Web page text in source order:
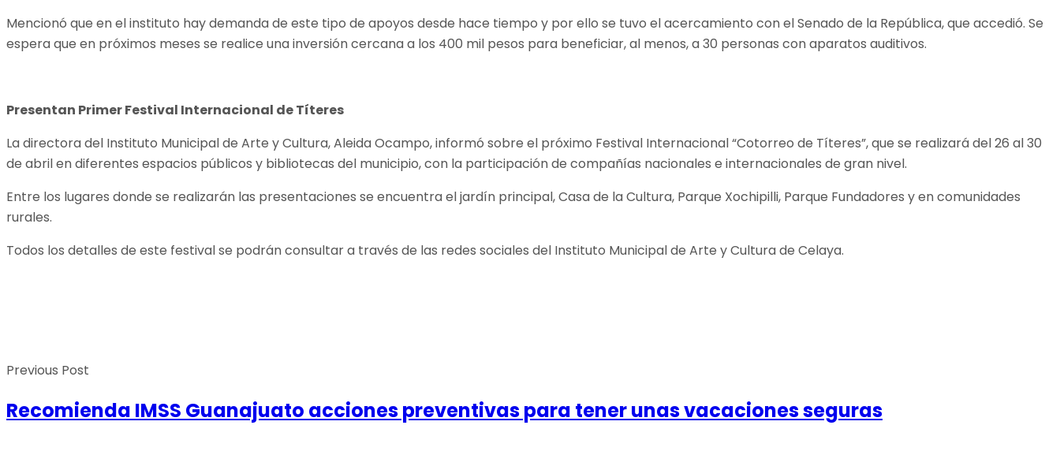
Mencionó que en el instituto hay demanda de este tipo de apoyos desde hace tiempo y por ello se tuvo el acercamiento con el Senado de la República, que accedió. Se
espera que en próximos meses se realice una inversión cercana a los 400 mil pesos para beneficiar, al menos, a 30 personas con aparatos auditivos.
Presentan Primer Festival Internacional de Títeres
La directora del Instituto Municipal de Arte y Cultura, Aleida Ocampo, informó sobre el próximo Festival Internacional “Cotorreo de Títeres”, que se realizará del 26 al 30
de abril en diferentes espacios públicos y bibliotecas del municipio, con la participación de compañías nacionales e internacionales de gran nivel.
Entre los lugares donde se realizarán las presentaciones se encuentra el jardín principal, Casa de la Cultura, Parque Xochipilli, Parque Fundadores y en comunidades
rurales.
Todos los detalles de este festival se podrán consultar a través de las redes sociales del Instituto Municipal de Arte y Cultura de Celaya.
Previous Post
Recomienda IMSS Guanajuato acciones preventivas para tener unas vacaciones seguras